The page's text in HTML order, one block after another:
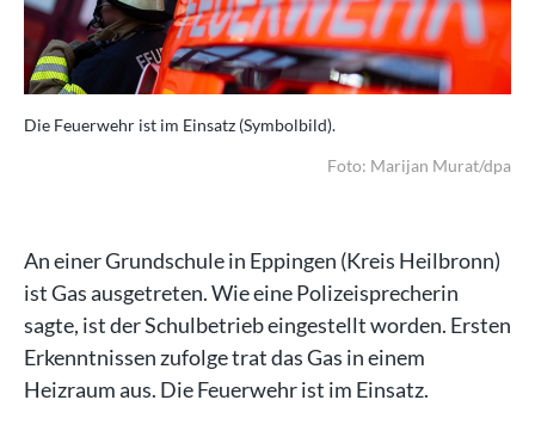
Die Feuerwehr ist im Einsatz (Symbolbild).
Foto: Marijan Murat/dpa
An einer Grundschule in Eppingen (Kreis Heilbronn)
ist Gas ausgetreten. Wie eine Polizeisprecherin
sagte, ist der Schulbetrieb eingestellt worden. Ersten
Erkenntnissen zufolge trat das Gas in einem
Heizraum aus. Die Feuerwehr ist im Einsatz.